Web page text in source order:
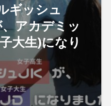
ギッシュ
アカデミッ
大生)になり